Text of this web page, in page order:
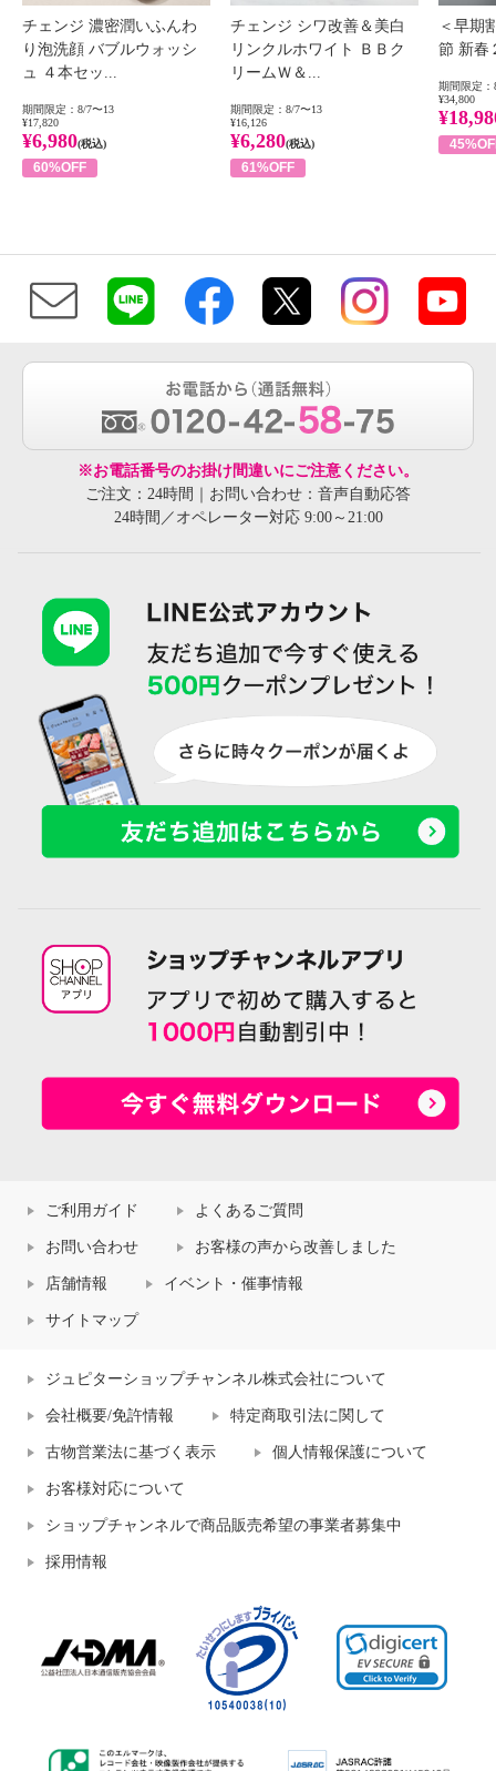
チェンジ 濃密潤いふんわ
り泡洗顔 バブルウォッシ
ュ ４本セッ...
期間限定：8/7〜13
¥17,820
¥6,980(税込)
60%OFF
チェンジ シワ改善＆美白
リンクルホワイト ＢＢク
リームＷ＆...
期間限定：8/7〜13
¥16,126
¥6,280(税込)
61%OFF
＜早期
節 新春
期間限定：
¥34,800
※お電話番号のお掛け間違いにご注意ください。
ご注文：24時間｜お問い合わせ：音声自動応答
24時間／オペレーター対応 9:00～21:00
ご利用ガイド よくあるご質問
お問い合わせ お客様の声から改善しました
店舗情報 イベント・催事情報
サイトマップ
ジュピターショップチャンネル株式会社について
会社概要/免許情報 特定商取引法に関して
古物営業法に基づく表示 個人情報保護について
お客様対応について
ショップチャンネルで商品販売希望の事業者募集中
採用情報